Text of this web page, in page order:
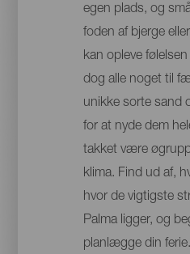
egen plads, og
foden af bjerge
kan opleve
dog alle noget til
unikke sorte sand
for at nyde dem
takket være
klima. Find ud af,
hvor de vigtigste
Palma ligger, og
planlægge din ferie.